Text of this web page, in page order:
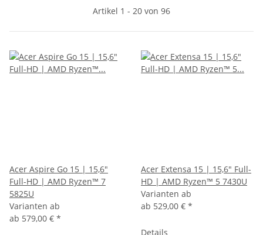
Artikel 1 - 20 von 96
Acer Aspire Go 15 | 15,6"
Full-HD | AMD Ryzen™ 7
5825U
Varianten ab
ab 579,00 € *
Acer Extensa 15 | 15,6" Full-
HD | AMD Ryzen™ 5 7430U
Varianten ab
ab 529,00 € *
Details